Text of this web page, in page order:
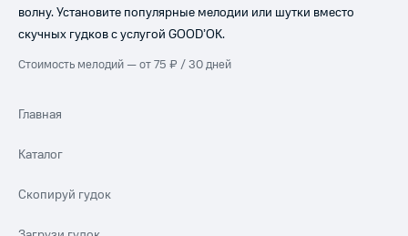
волну. Установите популярные мелодии или шутки вместо
скучных гудков с услугой GOOD’OK.
Стоимость мелодий — от 75 ₽ / 30 дней
Главная
Каталог
Скопируй гудок